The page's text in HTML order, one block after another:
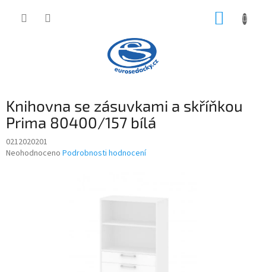
Knihovna se zásuvkami a skříňkou
Prima 80400/157 bílá
0212020201
Průměrné
Neohodnoceno Podrobnosti hodnocení